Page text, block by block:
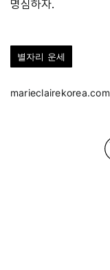
명심하자.
별자리 운세
marieclairekorea.com